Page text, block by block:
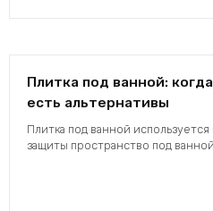
Плитка под ванной:
есть альтернативы
Плитка под ванной
защиты пространство под